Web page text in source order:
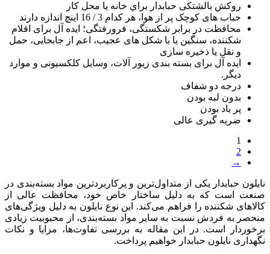
روکش بالشتکی حبابدار براي خانه يا محل کار
حباب های کوچک پر از هوا، هر کدام 3 / 16 اينچ اندازه دارند
محافظت در برابر شکستگی، فرورفتگی؛ ايده آل برای اقلام
شکننده، سنگين يا با شکل های عجيب، اعم از جابجايی، حمل
و نقل يا ذخيره سازی
ایده آل برای بسته بندی زیور آلات، وسایل کلکسیونی و موارد
دیگر.
درجه دو شفاف
بدون لبه بودن
پر باد بودن
ضربه گیری عالی
1
2
→
نایلون حبابدار یکی از متداول‌ترین و پرکاربردترین مواد بسته‌بندی در
صنعت است که به دلیل ساختار خاص خود، محافظت عالی از
کالاهای شکننده را فراهم می‌کند. این نوع نایلون به دلیل ویژگی‌های
منحصر به فردش نسبت به سایر مواد بسته‌بندی، از محبوبیت زیادی
برخوردار است. در این مقاله به بررسی تفاوت‌ها، مزایا و نکات
نگهداری نایلون حبابدار خواهیم پرداخت.